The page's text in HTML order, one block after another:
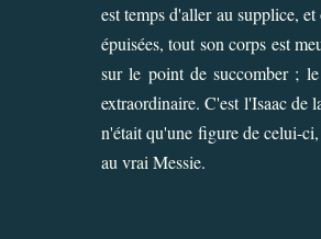
est temps d'aller au supplice,
épuisées, tout son corps est
sur le point de succomber ;
extraordinaire. C'est l'Isaac
n'était qu'une figure de celui-
au vrai Messie.